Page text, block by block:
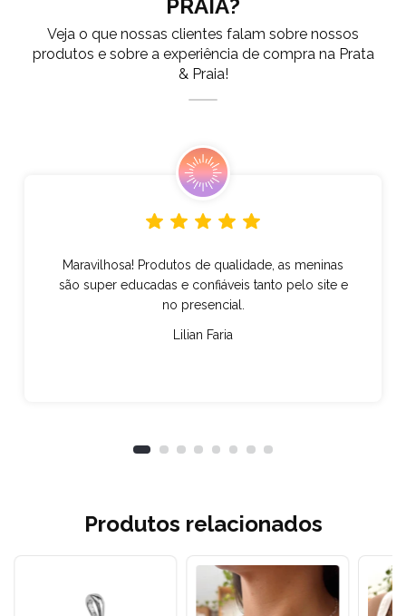
PRAIA?
Veja o que nossas clientes falam sobre nossos
produtos e sobre a experiência de compra na Prata
& Praia!
Maravilhosa! Produtos de qualidade, as meninas
são super educadas e confiáveis tanto pelo site e
no presencial.
Lilian Faria
Produtos relacionados